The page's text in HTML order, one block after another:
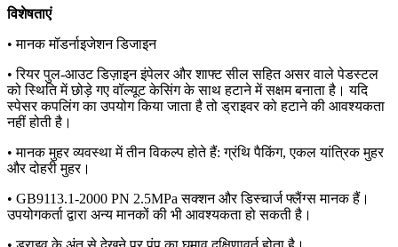
विशेषताएं
• मानक मॉडर्नाइजेशन डिजाइन
• रियर पुल-आउट डिज़ाइन इंपेलर और शाफ्ट सील सहित असर वाले पेडस्टल
को स्थिति में छोड़े गए वॉल्यूट केसिंग के साथ हटाने में सक्षम बनाता है। यदि
स्पेसर कपलिंग का उपयोग किया जाता है तो ड्राइवर को हटाने की आवश्यकता
नहीं होती है।
• मानक मुहर व्यवस्था में तीन विकल्प होते हैं: ग्रंथि पैकिंग, एकल यांत्रिक मुहर
और दोहरी मुहर।
• GB9113.1-2000 PN 2.5MPa सक्शन और डिस्चार्ज फ्लैंग्स मानक हैं।
उपयोगकर्ता द्वारा अन्य मानकों की भी आवश्यकता हो सकती है।